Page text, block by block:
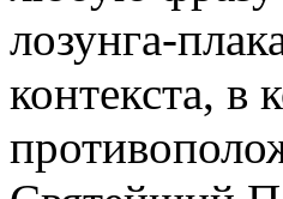
лозунга-
контекста, в